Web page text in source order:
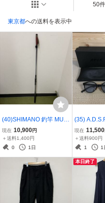
東京都への送料を表示中
50
(40)SHIMANO 釣竿 MULT
I MARINE MH350 シマノ
マルチマリン 釣り竿 SPI
RALX ロッド 釣具 アウト
961037430
現在 10,900円
＋送料1,400円
0
1日
(35)
EDDIE 01g
レンズ
ー ケース
960931920
現在 11,500
＋送料900円
1
1
本日終了